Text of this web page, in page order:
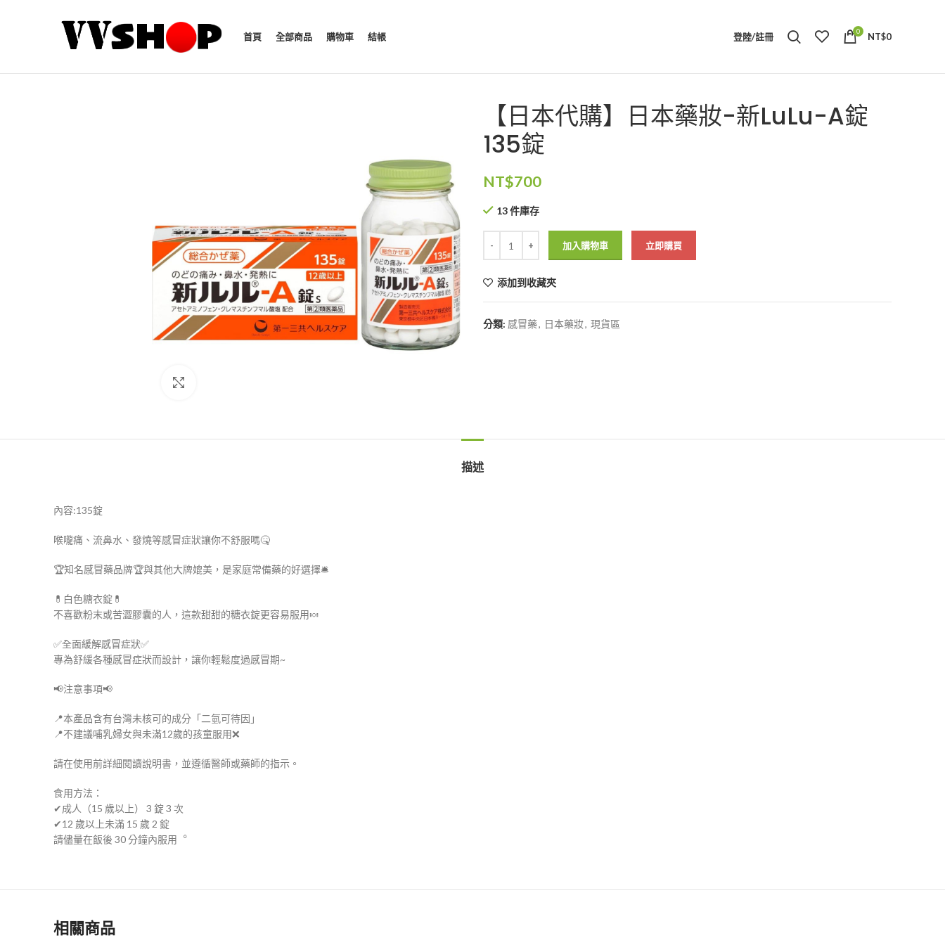
首頁 全部商品 購物車 結帳 登陸/註冊 0 NT$0
【日本代購】日本藥妝-新LuLu-A錠
135錠
NT$700
13 件庫存
加入購物車 立即購買
添加到收藏夾
分類: 感冒藥, 日本藥妝, 現貨區
描述
內容:135錠
喉嚨痛、流鼻水、發燒等感冒症狀讓你不舒服嗎🤒
🏆知名感冒藥品牌🏆與其他大牌媲美，是家庭常備藥的好選擇🛎️
💊白色糖衣錠💊
不喜歡粉末或苦澀膠囊的人，這款甜甜的糖衣錠更容易服用🍬
✅全面緩解感冒症狀✅
專為舒緩各種感冒症狀而設計，讓你輕鬆度過感冒期~
📢注意事項📢
📍本產品含有台灣未核可的成分「二氫可待因」
📍不建議哺乳婦女與未滿12歲的孩童服用❌
請在使用前詳細閱讀說明書，並遵循醫師或藥師的指示。
食用方法：
✔成人（15 歲以上） 3 錠 3 次
✔12 歲以上未滿 15 歲 2 錠
請儘量在飯後 30 分鐘內服用︒
相關商品